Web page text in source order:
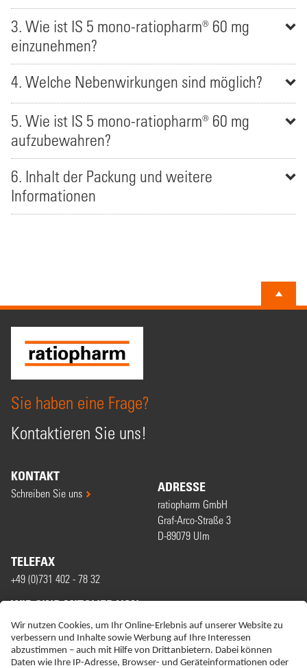
3. Wie ist IS 5 mono-ratiopharm® 60 mg
einzunehmen?
4. Welche Nebenwirkungen sind möglich?
5. Wie ist IS 5 mono-ratiopharm® 60 mg
aufzubewahren?
6. Inhalt der Packung und weitere
Informationen
Sie haben eine Frage?
Kontaktieren Sie uns!
KONTAKT
Schreiben Sie uns ADRESSE
ratiopharm GmbH
Graf-Arco-Straße 3
D-89079 Ulm
TELEFAX
+49 (0)731 402 - 78 32
WIR SIND MITGLIED VON